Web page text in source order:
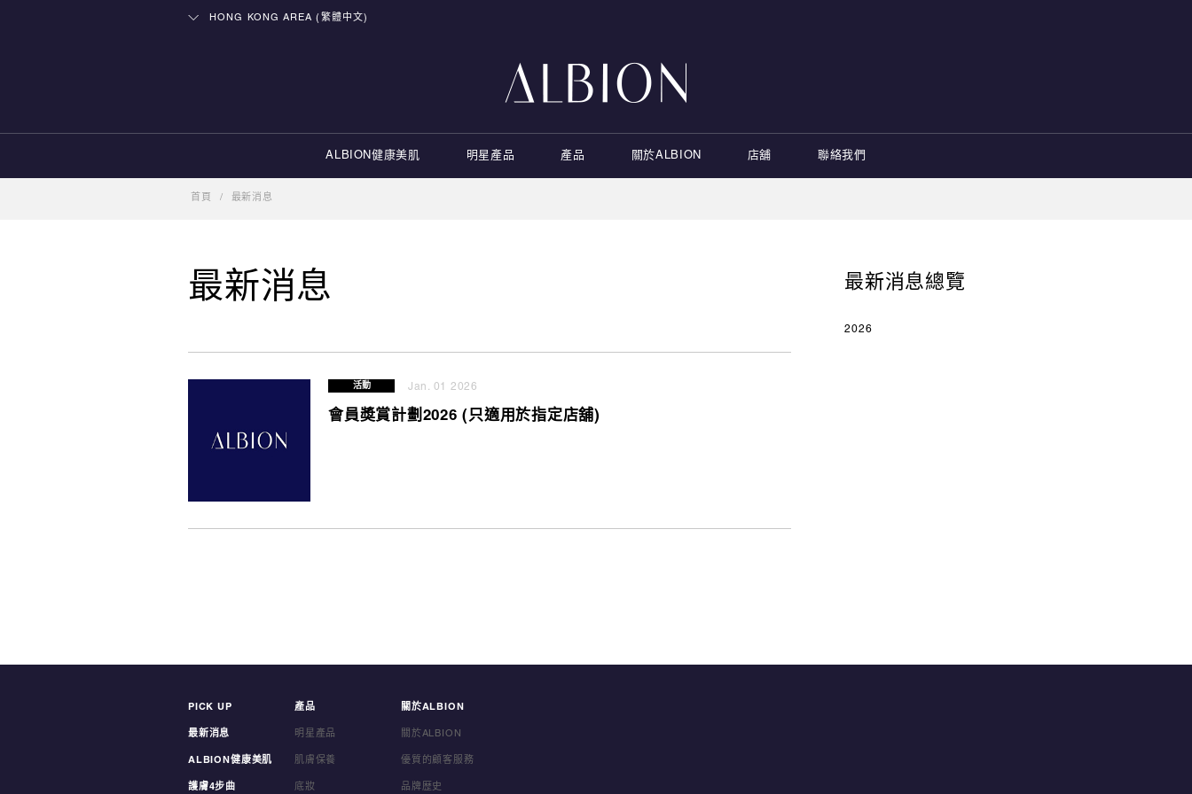
ALBION健康美肌 明星產品 產品 關於ALBION 店舖 聯絡我們
HONG KONG AREA (繁體中文)
首頁 / 最新消息
最新消息
活動 Jan. 01 2026
會員奬賞計劃2026 (只適用於指定店舖)
最新消息總覽
2026
PICK UP
最新消息
ALBION健康美肌
護膚4步曲
產品
明星產品
肌膚保養
底妝
關於ALBION
關於ALBION
優質的顧客服務
品牌歴史